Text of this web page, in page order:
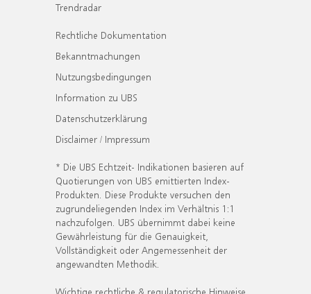
Trendradar
Rechtliche Dokumentation
Bekanntmachungen
Nutzungsbedingungen
Information zu UBS
Datenschutzerklärung
Disclaimer / Impressum
* Die UBS Echtzeit- Indikationen basieren auf
Quotierungen von UBS emittierten Index-
Produkten. Diese Produkte versuchen den
zugrundeliegenden Index im Verhältnis 1:1
nachzufolgen. UBS übernimmt dabei keine
Gewährleistung für die Genauigkeit,
Vollständigkeit oder Angemessenheit der
angewandten Methodik.